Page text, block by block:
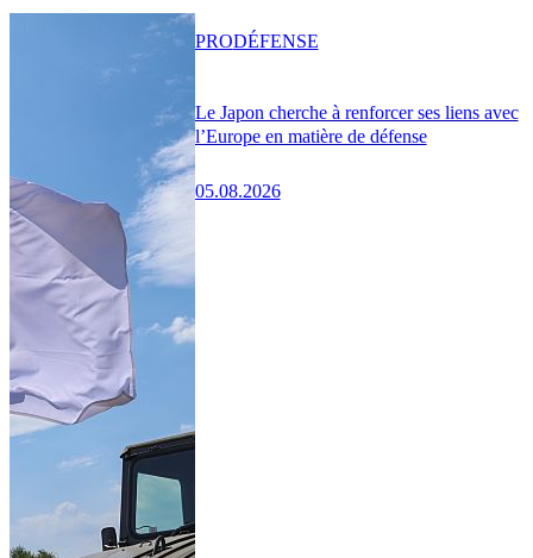
Le Japon cherche à renforcer ses liens avec
l’Europe en matière de défense
05.08.2026
PRODÉFENSE